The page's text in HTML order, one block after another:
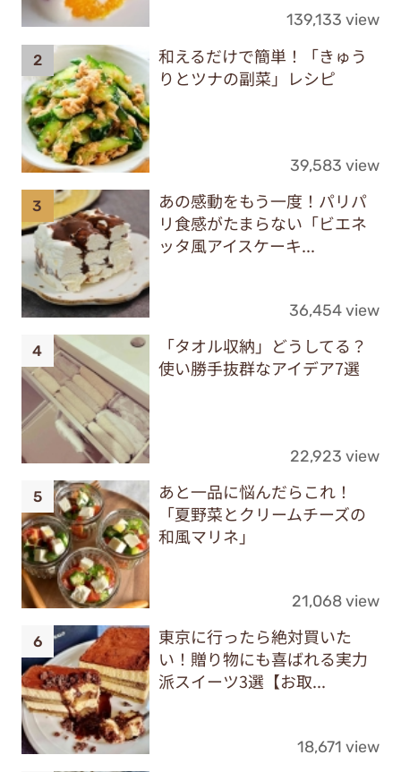
139,133 view
和えるだけで簡単！「きゅう
りとツナの副菜」レシピ
39,583 view
あの感動をもう一度！パリパ
リ食感がたまらない「ビエネ
ッタ風アイスケーキ...
36,454 view
「タオル収納」どうしてる？
使い勝手抜群なアイデア7選
22,923 view
あと一品に悩んだらこれ！
「夏野菜とクリームチーズの
和風マリネ」
21,068 view
東京に行ったら絶対買いた
い！贈り物にも喜ばれる実力
派スイーツ3選【お取...
18,671 view